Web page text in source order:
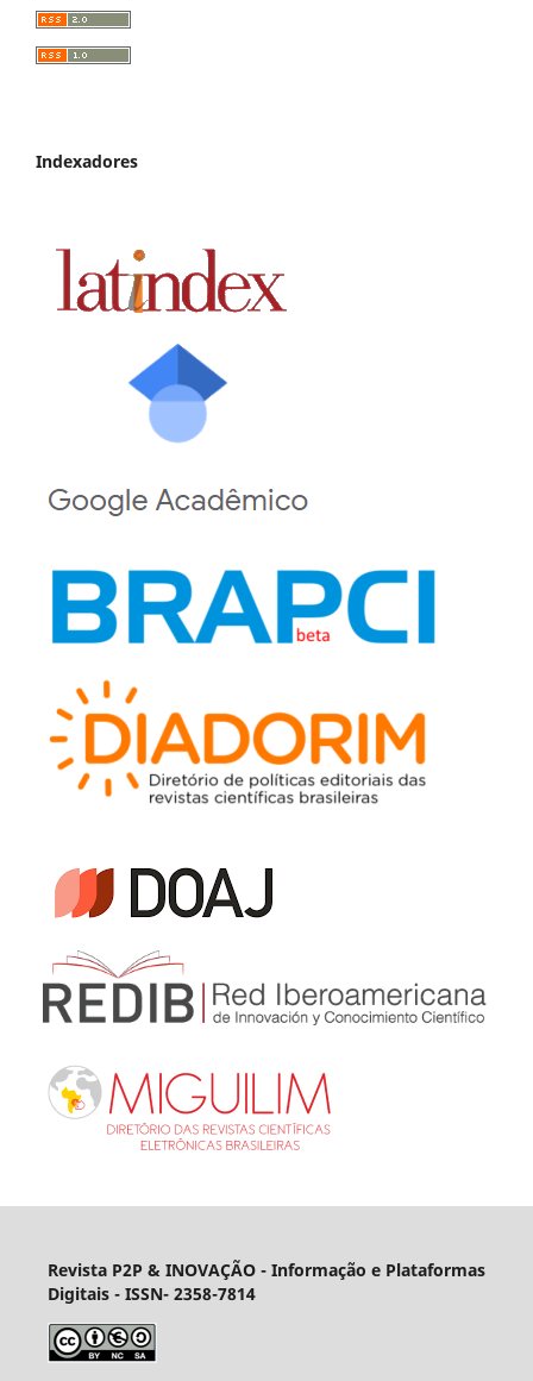
Indexadores
Revista P2P & INOVAÇÃO - Informação e Plataformas
Digitais - ISSN- 2358-7814